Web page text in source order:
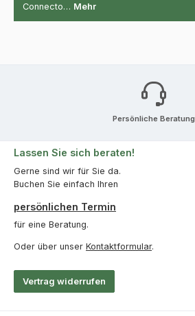
Connecto… Mehr
Persönliche Beratung
Lassen Sie sich beraten!
Gerne sind wir für Sie da.
Buchen Sie einfach Ihren
persönlichen Termin
für eine Beratung.
Oder über unser Kontaktformular.
Vertrag widerrufen